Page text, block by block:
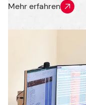
Mehr erfahren